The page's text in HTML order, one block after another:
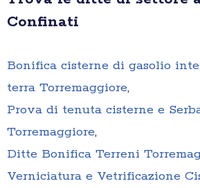
Confinati
Bonifica cisterne di gasolio
terra Torremaggiore,
Prova di tenuta cisterne e
Torremaggiore,
Ditte Bonifica Terreni
Verniciatura e Vetrificazione